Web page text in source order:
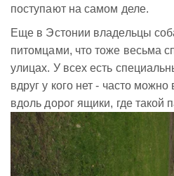
поступают на самом деле.
Еще в Эстонии владельцы
питомцами, что тоже весьма
улицах. У всех есть
вдруг у кого нет - часто можно
вдоль дорог ящики, где такой